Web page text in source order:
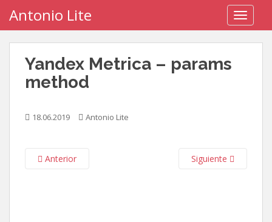
i
Antonio Lite
Yandex Metrica – params
method
18.06.2019 Antonio Lite
Anterior Siguiente